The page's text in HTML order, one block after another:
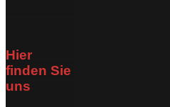
Hier
finden Sie
uns